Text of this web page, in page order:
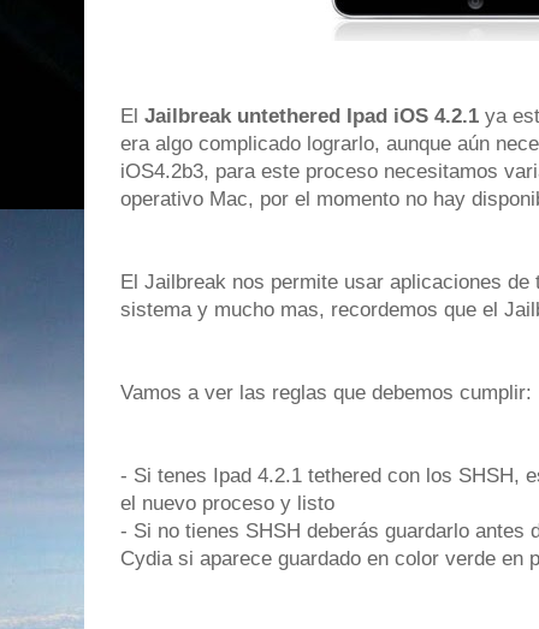
El Jailbreak untethered Ipad iOS 4.2.1 ya
era algo complicado lograrlo, aunque aún
iOS4.2b3, para este proceso necesitamos
operativo Mac, por el momento no hay
El Jailbreak nos permite usar aplicaciones
sistema y mucho mas, recordemos que el
Vamos a ver las reglas que debemos cumplir:
- Si tenes Ipad 4.2.1 tethered con los SHSH,
el nuevo proceso y listo
- Si no tienes SHSH deberás guardarlo antes
Cydia si aparece guardado en color verde en